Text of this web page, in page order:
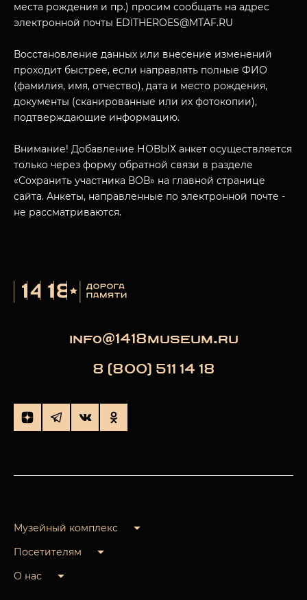
МУЗЕЙНЫЙ КОМПЛЕКС
О НАС
места рождения и пр.) просим сообщать на адрес
электронной почты EDITHEROES@MTAF.RU
Восстановление данных или внесение изменений
проходит быстрее, если направлять полные ФИО
(фамилия, имя, отчество), дата и место рождения,
документы (сканированные или их фотокопии),
подтверждающие информацию.
Внимание! Добавление НОВЫХ анкет осуществляется
только через форму обратной связи в разделе
«Сохранить участника ВОВ» на главной странице
сайта. Анкеты, направленные по электронной почте -
не рассматриваются.
info@1418museum.ru
8 (800) 511 14 18
Музейный комплекс
Посетителям
О нас